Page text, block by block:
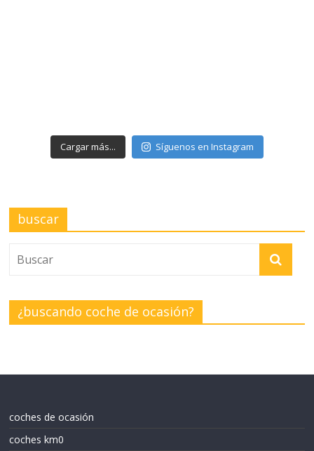
Cargar más... Síguenos en Instagram
buscar
¿buscando coche de ocasión?
coches de ocasión
coches km0